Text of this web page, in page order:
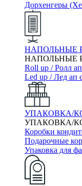
Дорхенгеры
НАПОЛЬНЫЕ
НАПОЛЬНЫЕ
Roll up / Ролл ап
Led up / Лед ап
УПАКОВКА/
УПАКОВКА/
Коробки
Подарочные
Упаковка для